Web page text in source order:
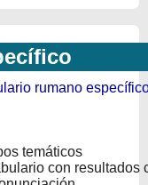
rumano
temáticos
con resultados